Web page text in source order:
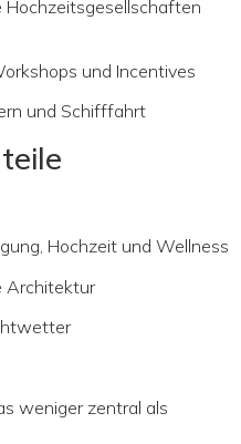
und Incentives
und Schifffahrt
Hochzeit und Wellness
Architektur
weniger zentral als